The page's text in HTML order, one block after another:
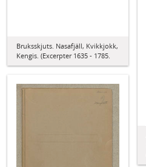
Bruksskjuts. Nasafjäll, Kvikkjokk,
Kengis. (Excerpter 1635 - 1785.